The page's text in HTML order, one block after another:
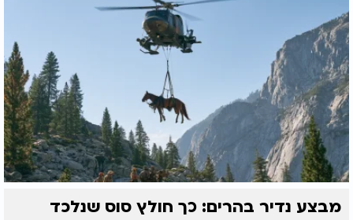
מבצע נדיר בהרים: כך חולץ סוס שנלכד